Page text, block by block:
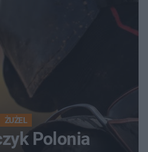
ŻUŻEL
Polonia